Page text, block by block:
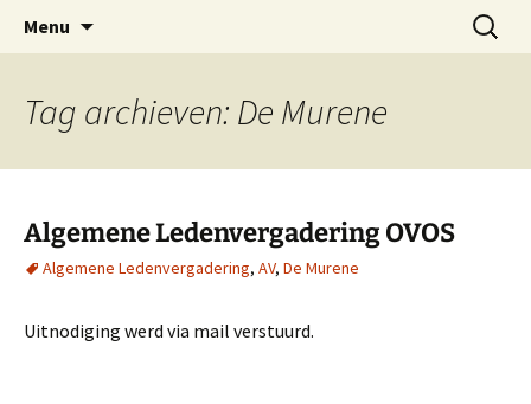
inhoud
OVOS
Oost-Vlaamse Vereniging voor
Onderwateronderzoek en -Sport
Menu
Zoeken
naar:
Tag archieven: De Murene
Algemene Ledenvergadering OVOS
Algemene Ledenvergadering, AV, De Murene
Uitnodiging werd via mail verstuurd.